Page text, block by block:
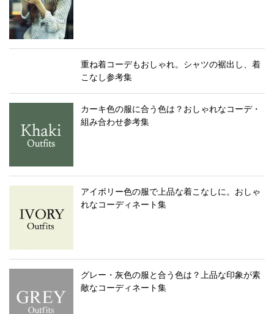
重ね着コーデもおしゃれ。シャツの裾出し、着
こなし参考集
カーキ色の服に合う色は？おしゃれなコーデ・
組み合わせ参考集
アイボリー色の服で上品な着こなしに。おしゃ
れなコーディネート集
グレー・灰色の服と合う色は？上品な印象が素
敵なコーディネート集